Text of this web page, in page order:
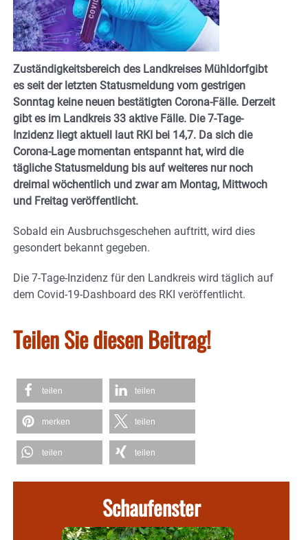
Zuständigkeitsbereich des Landkreises Mühldorfgibt
es seit der letzten Statusmeldung vom gestrigen
Sonntag keine neuen bestätigten Corona-Fälle. Derzeit
gibt es im Landkreis 33 aktive Fälle. Die 7-Tage-
Inzidenz liegt aktuell laut RKI bei 14,7. Da sich die
Corona-Lage momentan entspannt hat, wird die
tägliche Statusmeldung bis auf weiteres nur noch
dreimal wöchentlich und zwar am Montag, Mittwoch
und Freitag veröffentlicht.
Sobald ein Ausbruchsgeschehen auftritt, wird dies
gesondert bekannt gegeben.
Die 7-Tage-Inzidenz für den Landkreis wird täglich auf
dem Covid-19-Dashboard des RKI veröffentlicht.
Teilen Sie diesen Beitrag!
teilen teilen
merken teilen
teilen teilen
Schaufenster